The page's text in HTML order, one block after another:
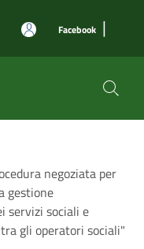
Facebook |
negoziata per
gestione
servizi sociali e
gli operatori sociali"